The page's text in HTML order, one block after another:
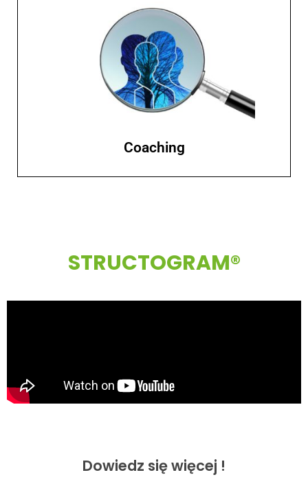
Coaching
Coaching
Coaching pomaga spojrzeć na siebie i swoje cele z
nowej perspektywy, ruszyć z miejsca i działać w
zgodzie ze sobą.
STRUCTOGRAM®
Dowiedz się więcej !